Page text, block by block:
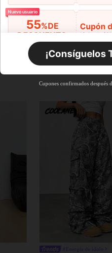
Nuevo usuario
55%DE
DESCUENTO
Pedidos de +$27.936
Cupón
Límite de
Nuevo usuario
55%DE
DESCUENTO
Pedidos de +$37.248
Cupón
Límite de
Pedidos de +$46.560
Cupón
Límite de
Por tiempo
¡Consíguelos
Cupones confirmados después